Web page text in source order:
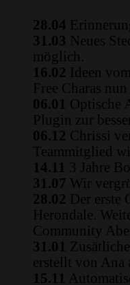
28.04
31.03 Neues
möglich.
16.02 Ideen
Free Charas
06.01 Optische
Plugin zur
06.12 Chrissi
Teammitglied
14.11 3 Jahre
31.07 Wir
28.02 Der erste
Herondale.
Community
31.01
erstellt von Ana
15.11